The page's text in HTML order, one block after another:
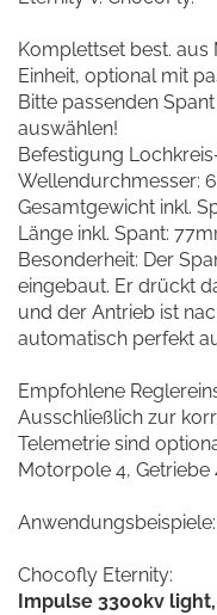
Komplettset best. aus
Einheit, optional mit
Bitte passenden
auswählen!
Befestigung
Wellendurchmesser:
Gesamtgewicht inkl.
Länge inkl. Spant:
Besonderheit: Der
eingebaut. Er drückt
und der Antrieb ist
automatisch perfekt
Empfohlene
Ausschließlich zur
Telemetrie sind
Motorpole 4, Getriebe
Anwendungsbeispiele:
Chocofly Eternity:
Impulse 3300kv light,